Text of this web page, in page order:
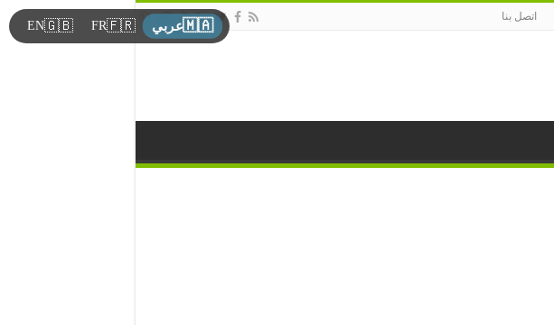
اتصل بنا
🇲🇦عربي 🇫🇷
FR
🇬🇧
EN